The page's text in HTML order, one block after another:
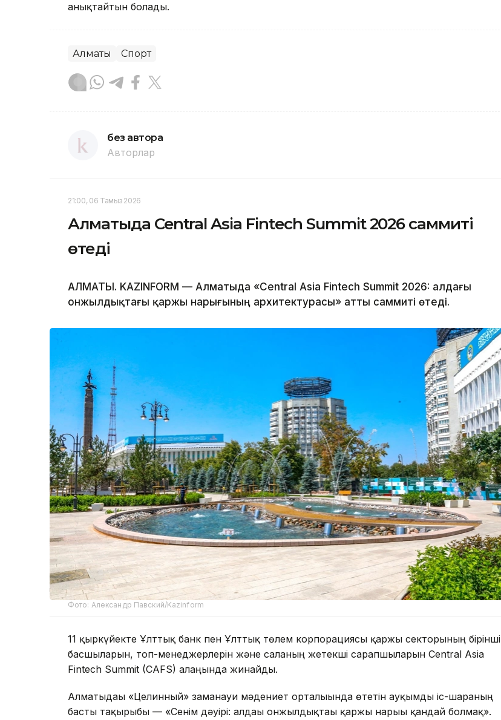
анықтайтын болады.
Алматы Спорт
без автора
Авторлар
21:00, 06 Тамыз 2026
Алматыда Central Asia Fintech Summit 2026 саммиті
өтеді
АЛМАТЫ. KAZINFORM — Алматыда «Central Asia Fintech Summit 2026: алдағы
онжылдықтағы қаржы нарығының архитектурасы» атты саммиті өтеді.
Фото: Александр Павский/Kazinform
11 қыркүйекте Ұлттық банк пен Ұлттық төлем корпорациясы қаржы секторының бірінші
басшыларын, топ-менеджерлерін және саланың жетекші сарапшыларын Central Asia
Fintech Summit (CAFS) алаңында жинайды.
Алматыдағы «Целинный» заманауи мәдениет орталығында өтетін ауқымды іс-шараның
басты тақырыбы — «Сенім дәуірі: алдағы онжылдықтағы қаржы нарығы қандай болмақ».